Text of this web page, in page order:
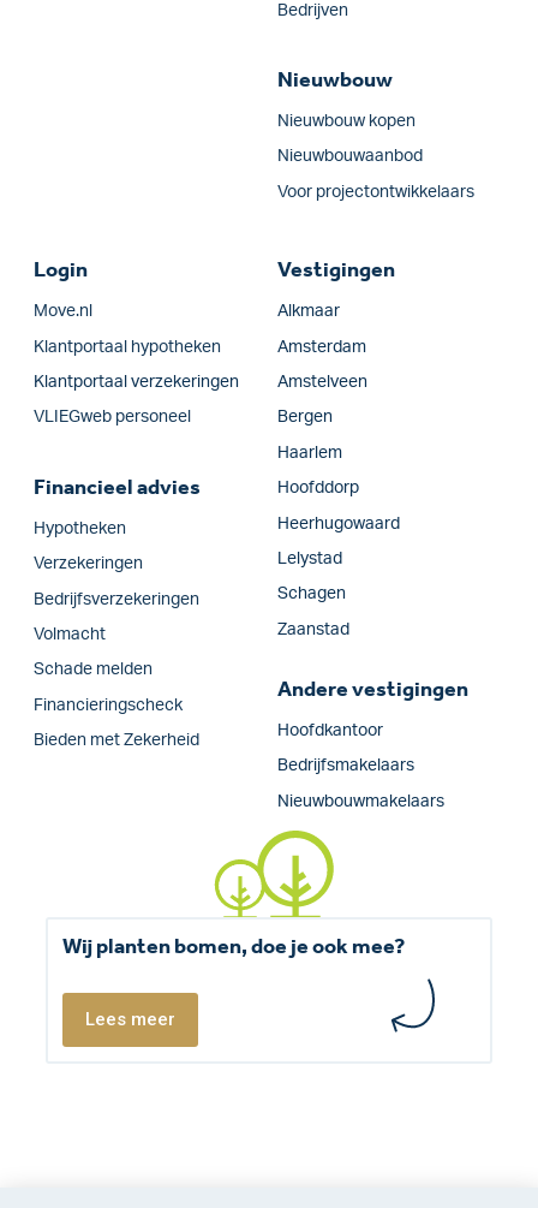
Bedrijven
Nieuwbouw
Nieuwbouw kopen
Nieuwbouwaanbod
Voor projectontwikkelaars
Login
Move.nl
Klantportaal hypotheken
Klantportaal verzekeringen
VLIEGweb personeel
Financieel advies
Hypotheken
Verzekeringen
Bedrijfs­verzekeringen
Volmacht
Schade melden
Financieringscheck
Bieden met Zekerheid
Vestigingen
Alkmaar
Amsterdam
Amstelveen
Bergen
Haarlem
Hoofddorp
Heerhugowaard
Lelystad
Schagen
Zaanstad
Andere vestigingen
Hoofdkantoor
Bedrijfsmakelaars
Nieuwbouwmakelaars
Wij planten bomen, doe je ook mee?
Lees meer